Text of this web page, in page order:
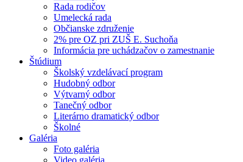
Rada rodičov
Umelecká rada
Občianske združenie
2% pre OZ pri ZUŠ E. Suchoňa
Informácia pre uchádzačov o zamestnanie
Štúdium
Školský vzdelávací program
Hudobný odbor
Výtvarný odbor
Tanečný odbor
Literárno dramatický odbor
Školné
Galéria
Foto galéria
Video galéria